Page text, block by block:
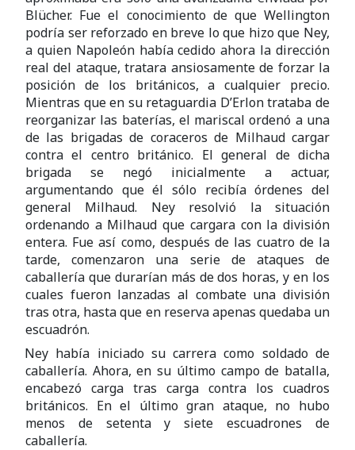
Blücher. Fue el conocimiento de que Wellington
podría ser reforzado en breve lo que hizo que Ney,
a quien Napoleón había cedido ahora la dirección
real del ataque, tratara ansiosamente de forzar la
posición de los británicos, a cualquier precio.
Mientras que en su retaguardia D’Erlon trataba de
reorganizar las baterías, el mariscal ordenó a una
de las brigadas de coraceros de Milhaud cargar
contra el centro británico. El general de dicha
brigada se negó inicialmente a actuar,
argumentando que él sólo recibía órdenes del
general Milhaud. Ney resolvió la situación
ordenando a Milhaud que cargara con la división
entera. Fue así como, después de las cuatro de la
tarde, comenzaron una serie de ataques de
caballería que durarían más de dos horas, y en los
cuales fueron lanzadas al combate una división
tras otra, hasta que en reserva apenas quedaba un
escuadrón.
Ney había iniciado su carrera como soldado de
caballería. Ahora, en su último campo de batalla,
encabezó carga tras carga contra los cuadros
británicos. En el último gran ataque, no hubo
menos de setenta y siete escuadrones de
caballería.